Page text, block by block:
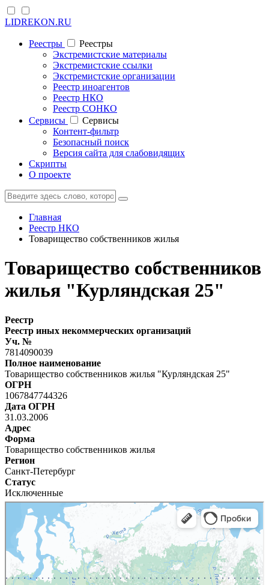
LIDREKON.RU
Реестры
Реестры
Экстремистские материалы
Экстремистские ссылки
Экстремистские организации
Реестр иноагентов
Реестр НКО
Реестр СОНКО
Cервисы
Cервисы
Контент-фильтр
Безопасный поиск
Версия сайта для слабовидящих
Скрипты
О проекте
Главная
Реестр НКО
Товарищество собственников жилья
Товарищество собственников
жилья "Курляндская 25"
Реестр
Реестр иных некоммерческих организаций
Уч. №
7814090039
Полное наименование
Товарищество собственников жилья "Курляндская 25"
ОГРН
1067847744326
Дата ОГРН
31.03.2006
Адрес
Форма
Товарищество собственников жилья
Регион
Санкт-Петербург
Статус
Исключенные